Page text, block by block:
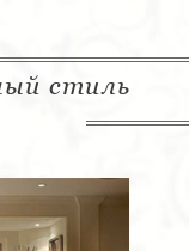
стиль